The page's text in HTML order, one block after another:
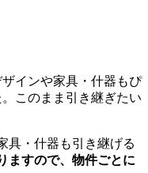
インや家具・什器もぴ
このまま引き継ぎたい
具・什器も引き継げる
ますので、物件ごとに